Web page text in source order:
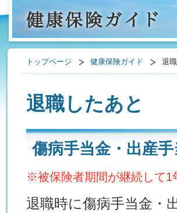
トップページ 健康保険ガイド 退
退職したあと
傷病手当金・出産
※被保険者期間が継続して1
退職時に傷病手当金・